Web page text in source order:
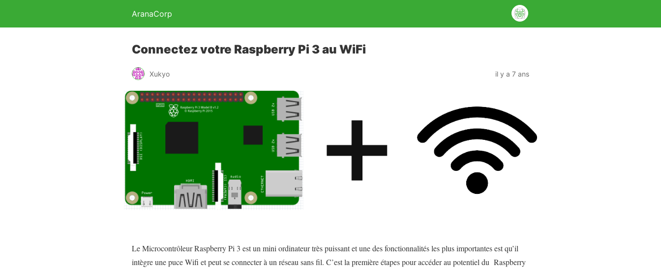
AranaCorp
Connectez votre Raspberry Pi 3 au WiFi
Xukyo il y a 7 ans
Le Microcontrôleur Raspberry Pi 3 est un mini ordinateur très puissant et une des fonctionnalités les plus importantes est qu’il
intègre une puce Wifi et peut se connecter à un réseau sans fil. C’est la première étapes pour accéder au potentiel du Raspberry